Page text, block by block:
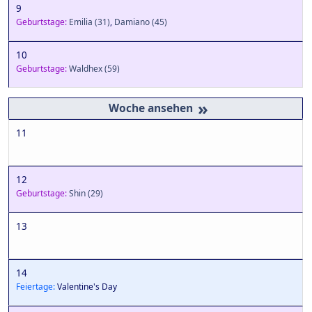
9
Geburtstage: Emilia (31), Damiano(45)
10
Geburtstage:Waldhex(59)
»
11
12
Geburtstage:Shin(29)
13
14
Feiertage:Valentine's Day